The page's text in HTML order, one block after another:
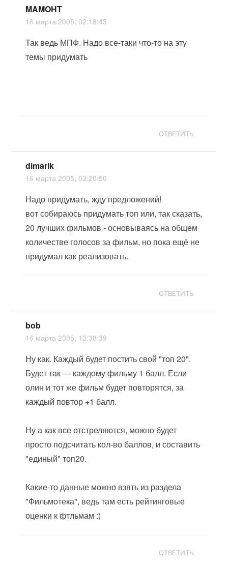
MAMOHT
16 марта 2005, 02:18:43
Так ведь МПФ. Надо все-таки что-то на эту
темы придумать
ОТВЕТИТЬ
dimarik
16 марта 2005, 03:20:50
Надо придумать, жду предложений!
вот собираюсь придумать топ или, так сказать,
20 лучших фильмов - основываясь на общем
количестве голосов за фильм, но пока ещё не
придумал как реализовать.
ОТВЕТИТЬ
bob
16 марта 2005, 13:38:39
Ну как. Каждый будет постить свой "топ 20".
Будет так — каждому фильму 1 балл. Если
олин и тот же фильм будет повторятся, за
каждый повтор +1 балл.
Ну а как все отстреляются, можно будет
просто подсчитать кол-во баллов, и составить
"единый" топ20.
Какие-то данные можно взять из раздела
"Фильмотека", ведь там есть рейтинговые
оценки к фтльмам :)
ОТВЕТИТЬ